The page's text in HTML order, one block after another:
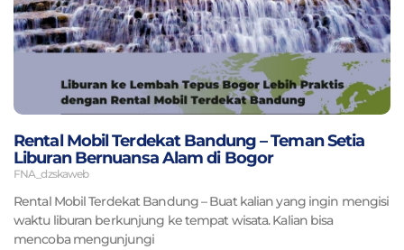
Rental Mobil Terdekat Bandung – Teman Setia
Liburan Bernuansa Alam di Bogor
FNA_dzskaweb
Rental Mobil Terdekat Bandung – Buat kalian yang ingin mengisi
waktu liburan berkunjung ke tempat wisata. Kalian bisa
mencoba mengunjungi